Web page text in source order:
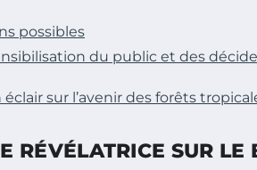
possibles
du public et des
sur l’avenir des forêts
RÉVÉLATRICE SUR